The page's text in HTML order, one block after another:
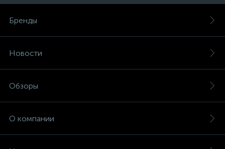
Бренды
Новости
Обзоры
О компании